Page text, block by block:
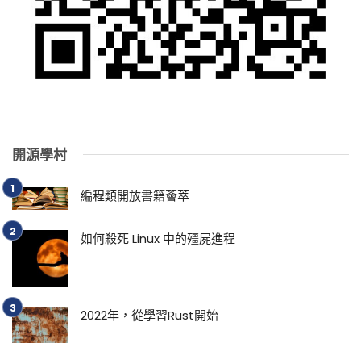
開源學村
編程類開放書籍薈萃
如何殺死 Linux 中的殭屍進程
2022年，從學習Rust開始